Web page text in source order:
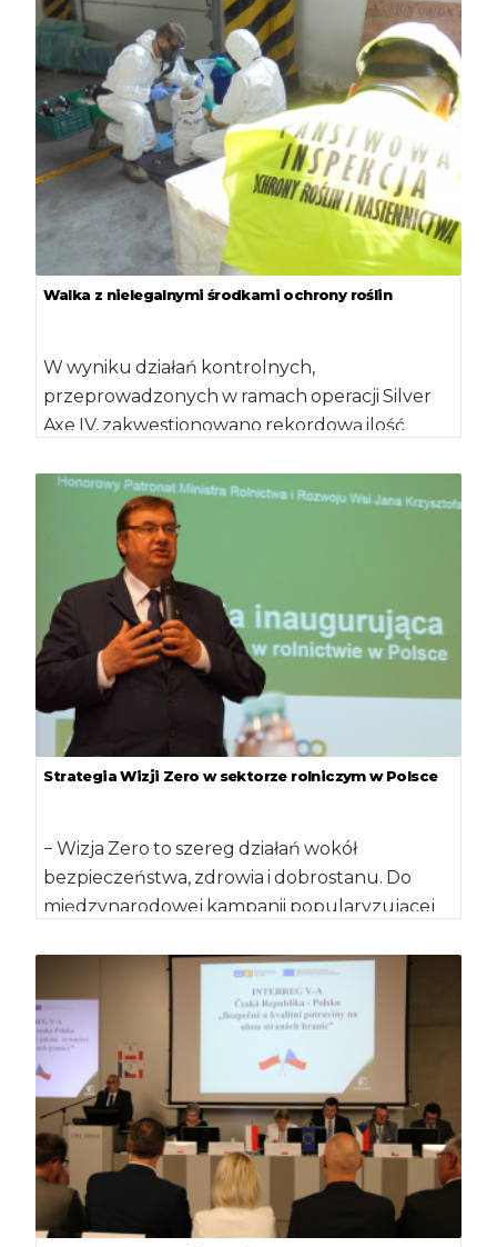
Walka z nielegalnymi środkami ochrony roślin
W wyniku działań kontrolnych,
przeprowadzonych w ramach operacji Silver
Axe IV, zakwestionowano rekordową ilość
[…]
Strategia Wizji Zero w sektorze rolniczym w Polsce
− Wizja Zero to szereg działań wokół
bezpieczeństwa, zdrowia i dobrostanu. Do
międzynarodowej kampanii popularyzującej